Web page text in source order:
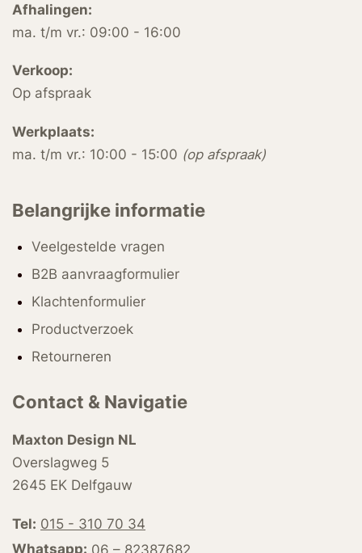
Afhalingen:
ma. t/m vr.: 09:00 - 16:00
Verkoop:
Op afspraak
Werkplaats:
ma. t/m vr.: 10:00 - 15:00 (op afspraak)
Belangrijke informatie
Veelgestelde vragen
B2B aanvraagformulier
Klachtenformulier
Productverzoek
Retourneren
Contact & Navigatie
Maxton Design NL
Overslagweg 5
2645 EK Delfgauw
Tel: 015 - 310 70 34
Whatsapp: 06 – 82387682